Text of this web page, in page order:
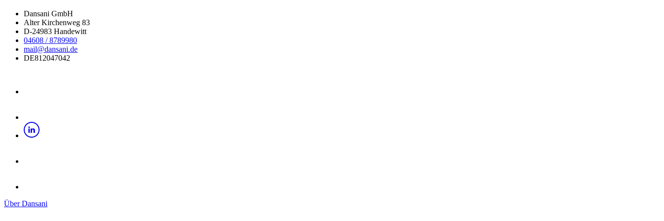
Dansani GmbH
Alter Kirchenweg 83
D-24983 Handewitt
04608 / 8789980
mail@dansani.de
DE812047042
Über Dansani